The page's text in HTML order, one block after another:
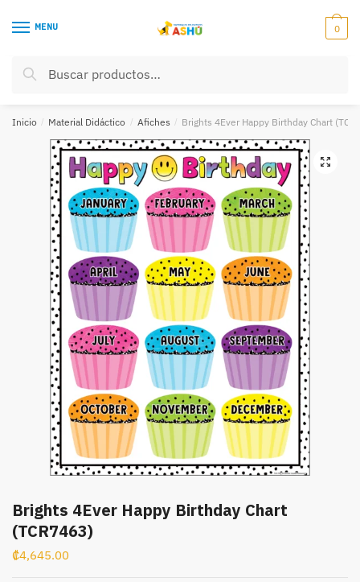
MENU
Buscar
Buscar
0
Inicio / Material Didáctico / Afiches / Brights 4Ever Happy Birthday Chart
Brights 4Ever Happy Birthday Chart
(TCR7463)
₡4,645.00